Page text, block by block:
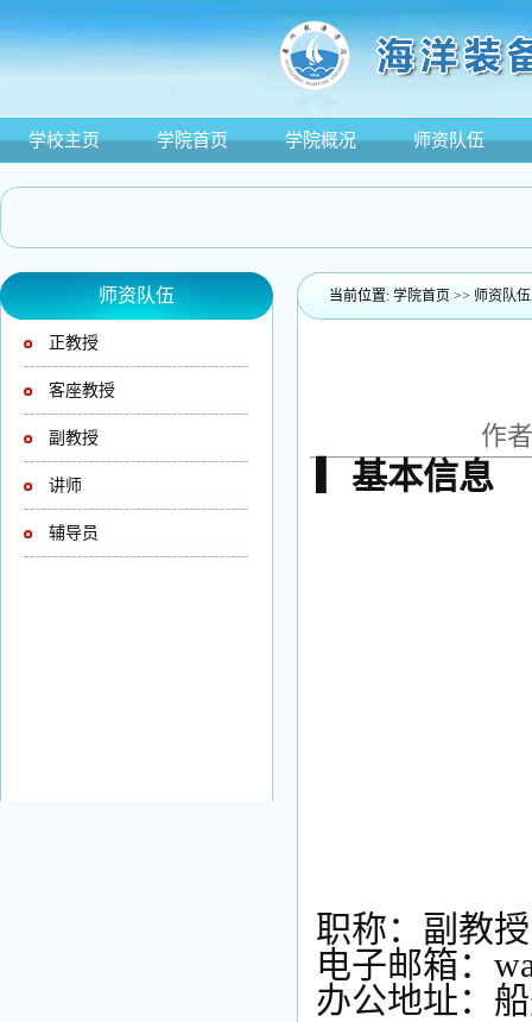
学校主页 学院首页 学院概况 师资队伍
师资队伍
正教授
客座教授
副教授
讲师
辅导员
当前位置: 学院首页 >> 师资队伍
作
▎基本信息
职称：副教
电子邮箱：
办公地址：